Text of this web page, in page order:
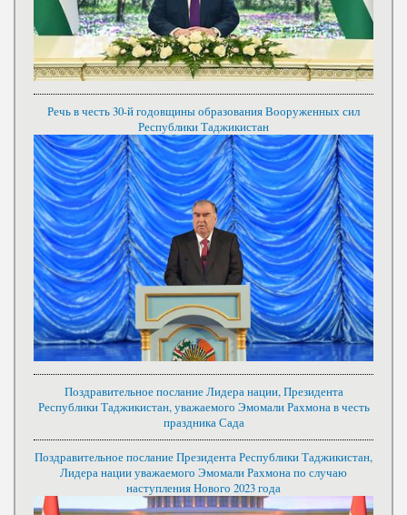
Речь в честь 30-й годовщины образования Вооруженных сил
Республики Таджикистан
Поздравительное послание Лидера нации, Президента
Республики Таджикистан, уважаемого Эмомали Рахмона в честь
праздника Сада
Поздравительное послание Президента Республики Таджикистан,
Лидера нации уважаемого Эмомали Рахмона по случаю
наступления Нового 2023 года